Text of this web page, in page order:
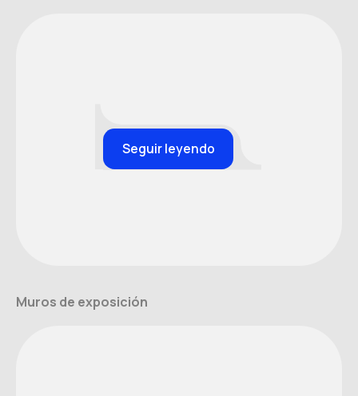
Seguir leyendo
Muros de exposición